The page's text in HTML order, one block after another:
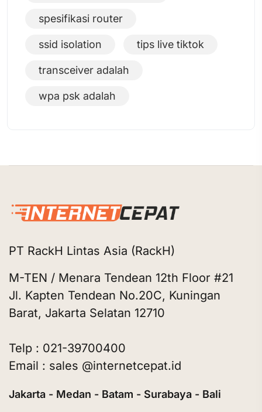
spesifikasi router
ssid isolation tips live tiktok
transceiver adalah
wpa psk adalah
PT RackH Lintas Asia (RackH)
M-TEN / Menara Tendean 12th Floor #21
Jl. Kapten Tendean No.20C, Kuningan
Barat, Jakarta Selatan 12710
Telp : 021-39700400
Email : sales @internetcepat.id
Jakarta - Medan - Batam - Surabaya - Bali